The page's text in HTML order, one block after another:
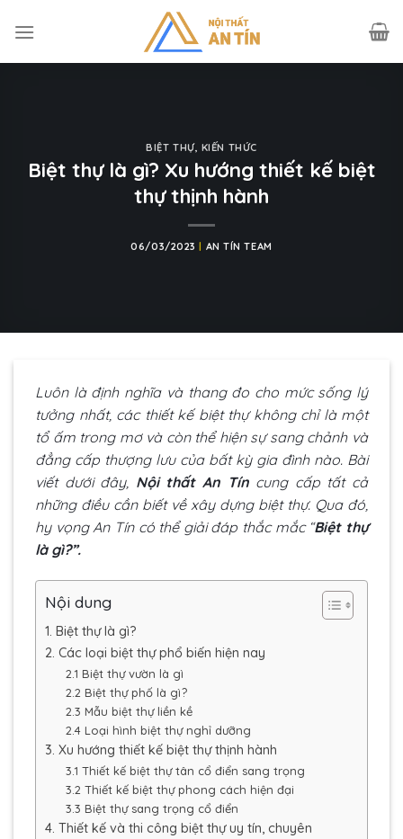
BIỆT THỰ, KIẾN THỨC
Biệt thự là gì? Xu hướng thiết kế biệt
thự thịnh hành
06/03/2023 AN TÍN TEAM
Luôn là định nghĩa và thang đo cho mức sống lý
tưởng nhất, các thiết kế biệt thự không chỉ là một
tổ ấm trong mơ và còn thể hiện sự sang chảnh và
đẳng cấp thượng lưu của bất kỳ gia đình nào. Bài
viết dưới đây, Nội thất An Tíncung cấp tất cả
những điều cần biết về xây dựng biệt thự. Qua đó,
hy vọng An Tín có thể giải đáp thắc mắc “Biệt thự
là gì?”.
Nội dung
1. Biệt thự là gì?
2. Các loại biệt thự phổ biến hiện nay
2.1 Biệt thự vườn là gì
2.2 Biệt thự phố là gì?
2.3 Mẫu biệt thự liền kề
2.4 Loại hình biệt thự nghỉ dưỡng
3. Xu hướng thiết kế biệt thự thịnh hành
3.1 Thiết kế biệt thự tân cổ điển sang trọng
3.2 Thiết kế biệt thự phong cách hiện đại
3.3 Biệt thự sang trọng cổ điển
4. Thiết kế và thi công biệt thự uy tín, chuyên